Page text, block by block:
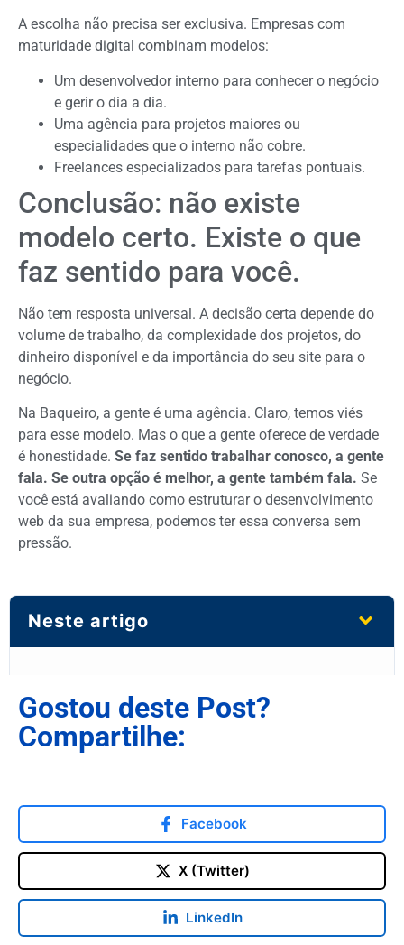
A escolha não precisa ser exclusiva. Empresas com
maturidade digital combinam modelos:
Um desenvolvedor interno para conhecer o negócio
e gerir o dia a dia.
Uma agência para projetos maiores ou
especialidades que o interno não cobre.
Freelances especializados para tarefas pontuais.
Conclusão: não existe
modelo certo. Existe o que
faz sentido para você.
Não tem resposta universal. A decisão certa depende do
volume de trabalho, da complexidade dos projetos, do
dinheiro disponível e da importância do seu site para o
negócio.
Na Baqueiro, a gente é uma agência. Claro, temos viés
para esse modelo. Mas o que a gente oferece de verdade
é honestidade. Se faz sentido trabalhar conosco, a gente
fala. Se outra opção é melhor, a gente também fala. Se
você está avaliando como estruturar o desenvolvimento
web da sua empresa, podemos ter essa conversa sem
pressão.
Neste artigo
Gostou deste Post?
Compartilhe:
Facebook
X (Twitter)
LinkedIn